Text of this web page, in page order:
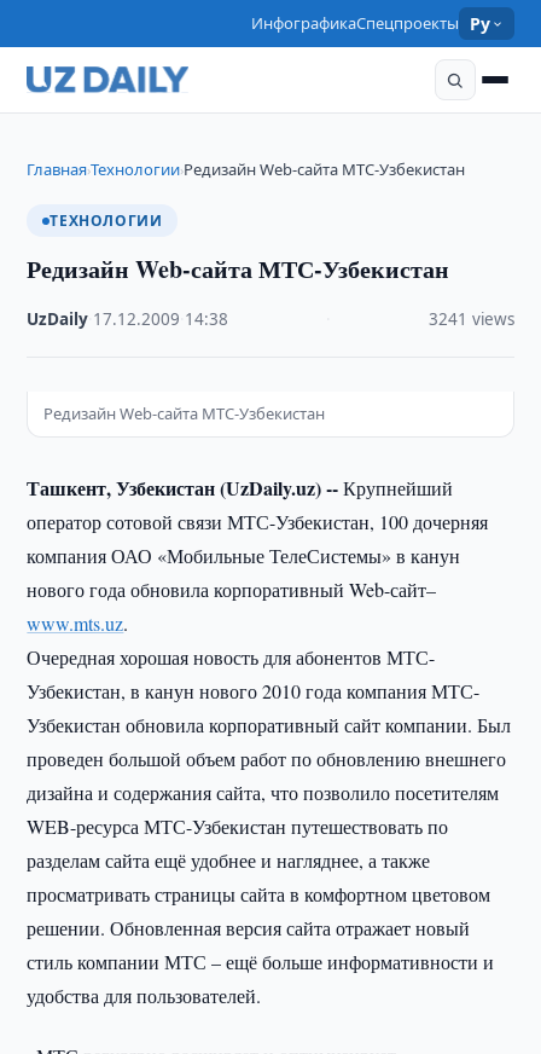
ИнфографикаСпецпроекты Ру
Главная›Технологии›Редизайн Web-сайта МТС-Узбекистан
ТЕХНОЛОГИИ
Редизайн Web-сайта МТС-Узбекистан
UzDaily 17.12.2009 14:38 3241 views
Редизайн Web-сайта МТС-Узбекистан
Ташкент, Узбекистан (UzDaily.uz) --Крупнейший
оператор сотовой связи МТС-Узбекистан, 100 дочерняя
компания ОАО «Мобильные ТелеСистемы» в канун
нового года обновила корпоративный Web-сайт–
www.mts.uz.
Очередная хорошая новость для абонентов МТС-
Узбекистан, в канун нового 2010 года компания МТС-
Узбекистан обновила корпоративный сайт компании. Был
проведен большой объем работ по обновлению внешнего
дизайна и содержания сайта, что позволило посетителям
WEB-ресурса МТС-Узбекистан путешествовать по
разделам сайта ещё удобнее и нагляднее, а также
просматривать страницы сайта в комфортном цветовом
решении. Обновленная версия сайта отражает новый
стиль компании МТС – ещё больше информативности и
удобства для пользователей.